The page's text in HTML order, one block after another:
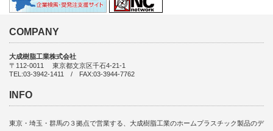
COMPANY
大成樹脂工業株式会社
〒112-0011 東京都文京区千石4-21-1
TEL:03-3942-1411 / FAX:03-3944-7762
INFO
東京・埼玉・群馬の３拠点で営業する、大成樹脂工業のホームプラスチック製品のデ